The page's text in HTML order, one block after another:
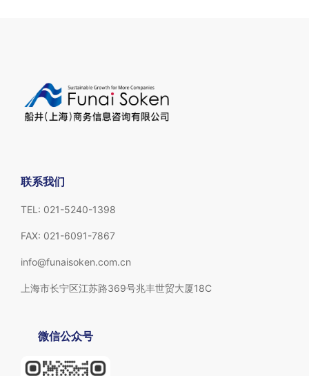
联系我们
TEL: 021-5240-1398
FAX: 021-6091-7867
info@funaisoken.com.cn
上海市长宁区江苏路369号兆丰世贸大厦18C
微信公众号